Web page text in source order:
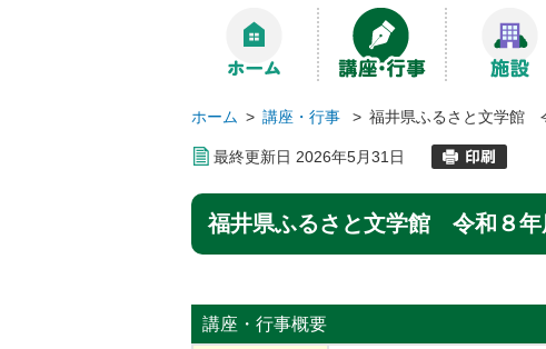
ホーム > 講座・行事 > 福井県ふるさと文学館
最終更新日 2026年5月31 日
福井県ふるさと文学館 令和８年
講座・行事概要